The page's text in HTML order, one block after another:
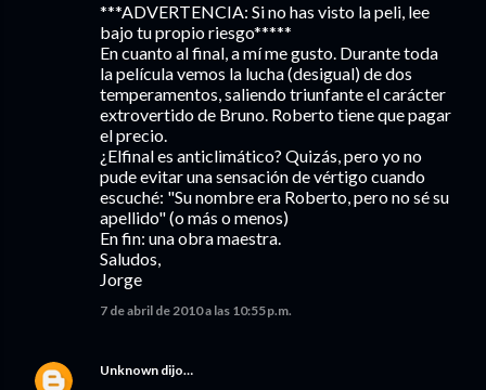
***ADVERTENCIA: Si no has visto la peli, lee
bajo tu propio riesgo*****
En cuanto al final, a mí me gusto. Durante toda
la película vemos la lucha (desigual) de dos
temperamentos, saliendo triunfante el carácter
extrovertido de Bruno. Roberto tiene que pagar
el precio.
¿Elfinal es anticlimático? Quizás, pero yo no
pude evitar una sensación de vértigo cuando
escuché: "Su nombre era Roberto, pero no sé su
apellido" (o más o menos)
En fin: una obra maestra.
Saludos,
Jorge
7 de abril de 2010 a las 10:55 p.m.
Unknown dijo…